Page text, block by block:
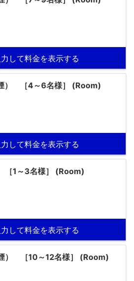
して料金を表示する
） ［4～6名様］ (Room)
して料金を表示する
1～3名様］ (Room)
して料金を表示する
） ［10～12名様］ (Room)